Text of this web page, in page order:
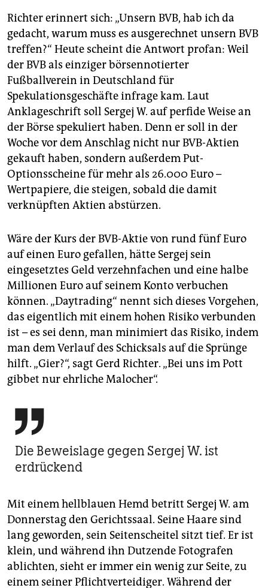
Richter erinnert sich: „Unsern BVB, hab ich da
gedacht, warum muss es ausgerechnet unsern BVB
treffen?“ Heute scheint die Antwort profan: Weil
der BVB als einziger börsennotierter
Fußballverein in Deutschland für
Spekulationsgeschäfte infrage kam. Laut
Anklageschrift soll Sergej W. auf perfide Weise an
der Börse spekuliert haben. Denn er soll in der
Woche vor dem Anschlag nicht nur BVB-Aktien
gekauft haben, sondern außerdem Put-
Optionsscheine für mehr als 26.000 Euro –
Wertpapiere, die steigen, sobald die damit
verknüpften Aktien abstürzen.
Wäre der Kurs der BVB-Aktie von rund fünf Euro
auf einen Euro gefallen, hätte Sergej sein
eingesetztes Geld verzehnfachen und eine halbe
Millionen Euro auf seinem Konto verbuchen
können. „Daytrading“ nennt sich dieses Vorgehen,
das eigentlich mit einem hohen Risiko verbunden
ist – es sei denn, man minimiert das Risiko, indem
man dem Verlauf des Schicksals auf die Sprünge
hilft. „Gier?“, sagt Gerd Richter. „Bei uns im Pott
gibbet nur ehrliche Malocher“.

Die Beweislage gegen Sergej W. ist
erdrückend
Mit einem hellblauen Hemd betritt Sergej W. am
Donnerstag den Gerichtssaal. Seine Haare sind
lang geworden, sein Seitenscheitel sitzt tief. Er ist
klein, und während ihn Dutzende Fotografen
ablichten, sieht er immer ein wenig zur Seite, zu
einem seiner Pflichtverteidiger. Während der